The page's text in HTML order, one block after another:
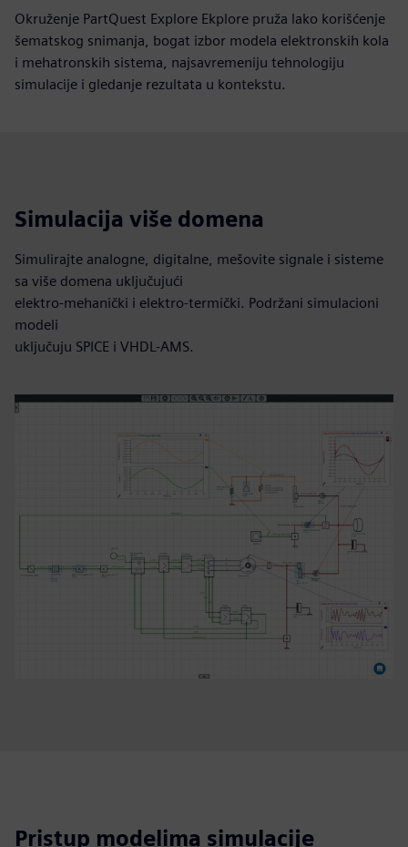
Okruženje PartQuest Explore Ekplore pruža lako korišćenje
šematskog snimanja, bogat izbor modela elektronskih kola
i mehatronskih sistema, najsavremeniju tehnologiju
simulacije i gledanje rezultata u kontekstu.
Simulacija više domena
Simulirajte analogne, digitalne, mešovite signale i sisteme
sa više domena uključujući
elektro-mehanički i elektro-termički. Podržani simulacioni
modeli
uključuju SPICE i VHDL-AMS.
Pristup modelima simulacije